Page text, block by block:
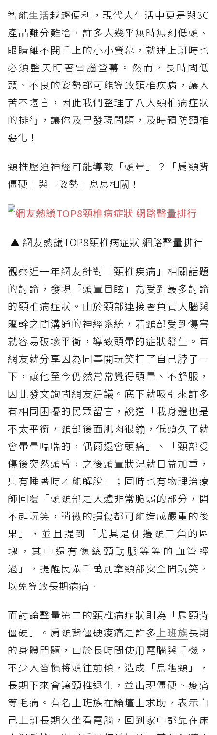
智能生活越趨便利，現代人生活中更是與3C
產品難分難捨，許多人幾乎無時無刻低頭、
眼睛離不開手上的小小螢幕，就連上班時也
必須整天盯著電腦螢幕。然而，長時間低
頭、不良的姿勢都可能導致頸椎疾病，讓人
苦不堪言，因此我們整理了八大頸椎病症狀
的排行，讓你及早發現問題，及時預防頸椎
惡化！
頸椎壓迫神經可能導致「頭暈」？「肩頸背
僵硬」與「姿勢」息息相關！
▲ 網友熱議TOP8頸椎病症狀 網路聲量排行
觀察近一年網友針對「頸椎疾病」相關話題
的討論，發現「頭暈目眩」為受到最多討論
的頸椎病症狀。由於頸部連接著負責大腦與
軀幹之間溝通的神經系統，若頸部受到傷害
就容易破壞平衡，導致頭暈的症狀發生。有
網友就分享因為同事開玩笑打了自己脖子一
下，讓他至今仍然常常覺得頭暈、不舒服，
因此發文詢問網友建議。底下就吸引來許多
有相同困擾的民眾留言，說道「我身體也是
不太平衡，頸部後面肌肉很繃，低頭久了就
會暈暈喘喘的，偶爾還會頭痛」、「頸部受
傷後突然頭昏，之後頭暈狀況就日益加重，
只有睡著時才能解脫」；同時也有物理治療
師回覆「頭頸部是人體非常脆弱的部分，開
不起玩笑，稍微的損傷都可能造成嚴重的後
果」，並且提到「尤其是側邊頸三角的區
塊，其中還有像總頸動脈等等的血管經
過」，提醒民眾千萬別拿頸部安全開玩笑，
以免導致長期病痛。
而討論聲量第二的頸椎病症狀則為「肩頸背
僵硬」。肩頸背僵硬痠痛是許多上班族長期
的身體問題，由於長時間使用電腦與手機，
不少人習慣將頭往前傾，造成「烏龜頸」，
長期下來會讓頸椎退化，並出現僵硬、痠痛
等毛病。有名上班族在論壇上求助，表示自
己上班長期久坐看電腦，回到家中都靠在床